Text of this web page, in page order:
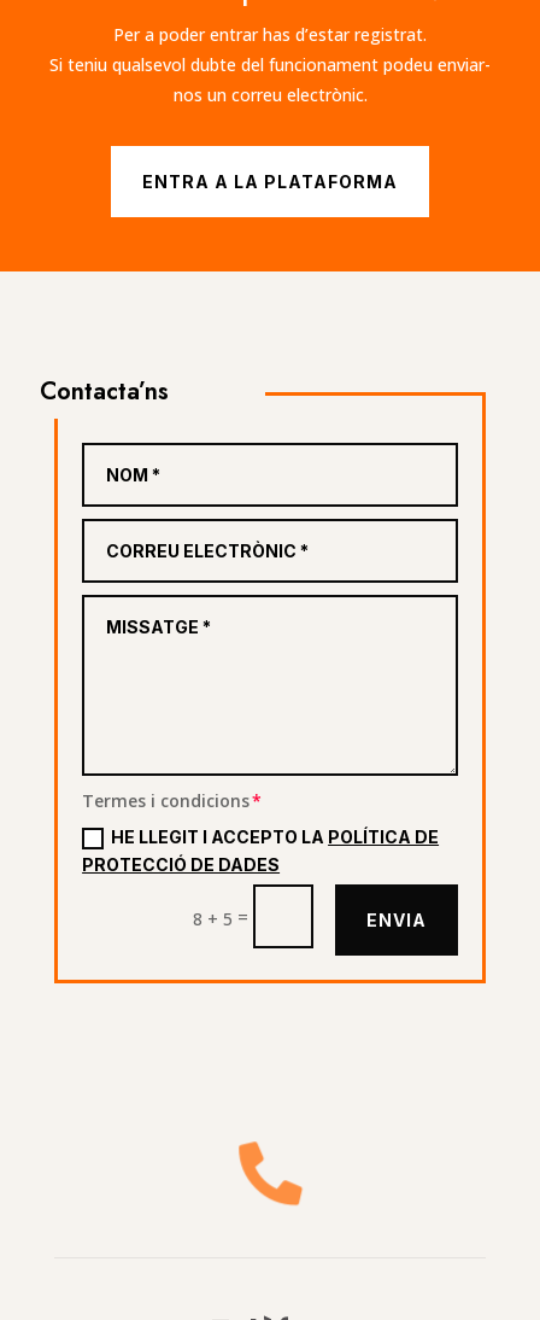
Per a poder entrar has d’estar registrat.
Si teniu qualsevol dubte del funcionament podeu enviar-
nos un correu electrònic.
ENTRA A LA PLATAFORMA
Contacta’ns
Termes i condicions
HE LLEGIT I ACCEPTO LA POLÍTICA DE
PROTECCIÓ DE DADES
8 + 5 = ENVIA
